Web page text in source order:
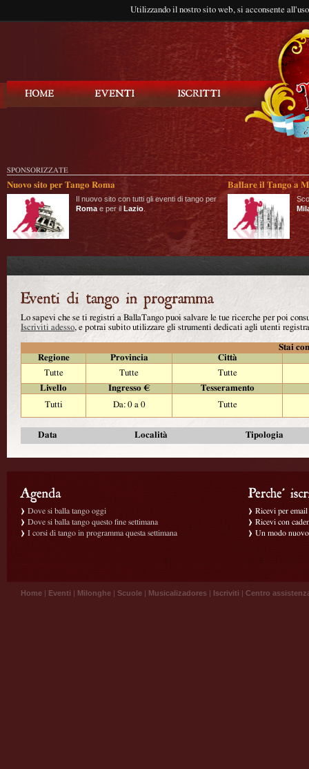
Utilizzando il nostro sito web, si acconsente
SPONSORIZZATE
Nuovo sito per Tango Roma
Il nuovo sito con tutti gli eventi di tango per
Roma e per il Lazio
Ballare il Tango a
Lo sapevi che se ti registri a BallaTango puoi salvare le tue ricerche per poi
Iscriviti adesso, e potrai subito utilizzare gli strumenti dedicati agli utenti
Stai
Regione
Provincia
Città
Tutte
Tutte
Tutte
Livello
Ingresso €
Tesseramento
Tutti
Da: 0 a 0 Tutte
Data Località Tipologia
Dove si balla tango oggi
Dove si balla tango questo fine settimana
I corsi di tango in programma questa settimana
Ricevi per
Ricevi con
Un modo
Home | Eventi | Milonghe | Scuole | Musicalizadores | Iscriviti | Centro